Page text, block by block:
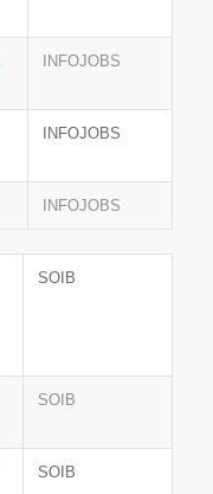
INFOJOBS
INFOJOBS
INFOJOBS
SOIB
SOIB
SOIB